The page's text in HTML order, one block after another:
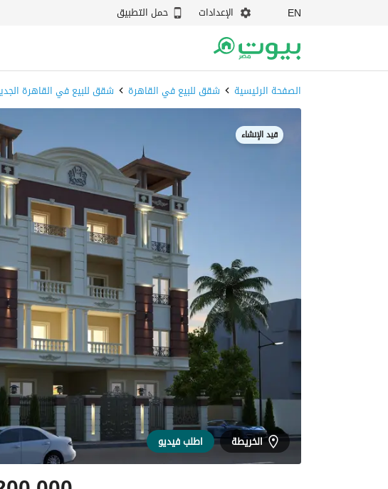
EN الإعدادات حمل التطبيق
الصفحة الرئيسية شقق للبيع في القاهرة شقق للبيع في القاهرة
قيد الإنشاء
الخريطة اطلب فيديو